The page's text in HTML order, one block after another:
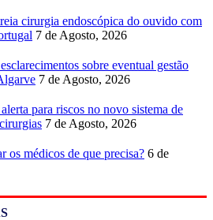
cirurgia endoscópica do ouvido com
7 de Agosto, 2026
sobre eventual gestão
7 de Agosto, 2026
para riscos no novo sistema de
7 de Agosto, 2026
os médicos de que precisa? 6 de